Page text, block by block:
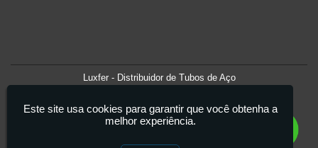
Luxfer - Distribuidor de Tubos de Aço
Este site usa cookies para garantir que você obtenha a
melhor experiência.